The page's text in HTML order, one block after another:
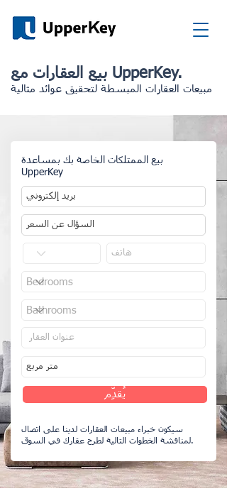
بيع العقارات مع UpperKey.
مبيعات العقارات المبسطة لتحقيق عوائد مثالية
بيع الممتلكات الخاصة بك بمساعدة
UpperKey
يُقدِّم
سيكون خبراء مبيعات العقارات لدينا على اتصال
لمناقشة الخطوات التالية لطرح عقارك في السوق.